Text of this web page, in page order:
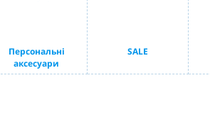
Персональні
аксесуари
SALE